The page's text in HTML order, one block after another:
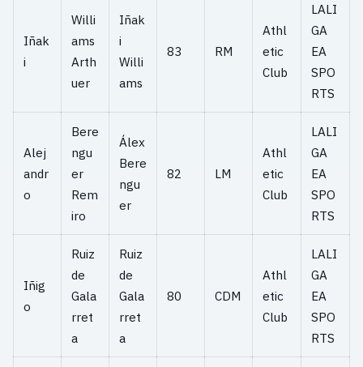
Iñak
i
Willi
ams
Arth
uer
Iñak
i
Willi
ams
83 RM
Athl
etic
Club
LALI
GA
EA
SPO
RTS
Alej
andr
o
Bere
ngu
er
Rem
iro
Álex
Bere
ngu
er
82 LM
Athl
etic
Club
LALI
GA
EA
SPO
RTS
Iñig
o
Ruiz
de
Gala
rret
a
Ruiz
de
Gala
rret
a
80 CDM
Athl
etic
Club
LALI
GA
EA
SPO
RTS